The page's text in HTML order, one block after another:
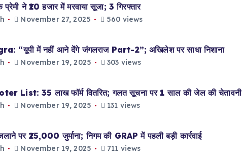
ने ₹10 हजार में मरवाया सूजा; 3 गिरफ्तार
November 27, 2025 560 views
“यूपी में नहीं आने देंगे जंगलराज Part-2”; अखिलेश पर साधा निशाना
November 19, 2025 303 views
List: 35 लाख फॉर्म वितरित; गलत सूचना पर 1 साल की जेल की चेतावनी
November 19, 2025 131 views
पर ₹25,000 जुर्माना; निगम की GRAP में पहली बड़ी कार्रवाई
November 19, 2025 711 views